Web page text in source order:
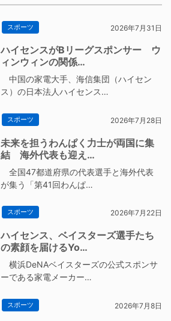
スポーツ 2026年7月31日
ハイセンスがBリーグスポンサー ウ
ィンウィンの関係…
中国の家電大手、海信集団（ハイセン
ス）の日本法人ハイセンス…
スポーツ 2026年7月28日
未来を担うわんぱく力士が両国に集
結 海外代表も迎え…
全国47都道府県の代表選手と海外代表
が集う「第41回わんぱ…
スポーツ 2026年7月22日
ハイセンス、ベイスターズ選手たち
の素顔を届けるYo…
横浜DeNAベイスターズの公式スポンサ
ーである家電メーカー…
スポーツ 2026年7月8日